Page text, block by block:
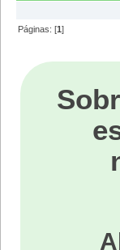
Páginas: [1]